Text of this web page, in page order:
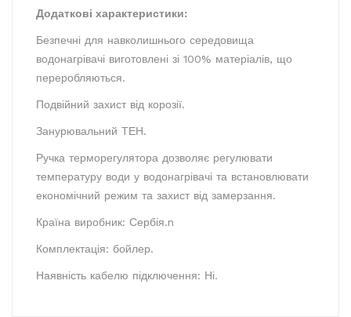
Додаткові характеристики:
Безпечні для навколишнього середовища
водонагрівачі виготовлені зі 100% матеріалів, що
переробляються.
Подвійний захист від корозії.
Занурювальний ТЕН.
Ручка терморегулятора дозволяє регулювати
температуру води у водонагрівачі та встановлювати
економічний режим та захист від замерзання.
Країна виробник: Сербія.n
Комплектація: бойлер.
Наявність кабелю підключення: Ні.